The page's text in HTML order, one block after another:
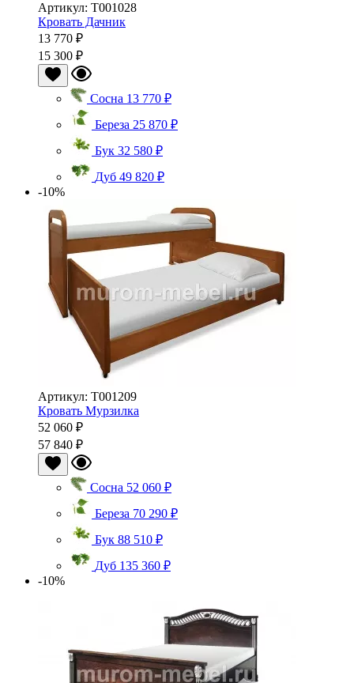
Артикул: Т001028
Кровать Дачник
13 770 ₽
15 300 ₽
Сосна 13 770 ₽
Береза 25 870 ₽
Бук 32 580 ₽
Дуб 49 820 ₽
-10%
Артикул: Т001209
Кровать Мурзилка
52 060 ₽
57 840 ₽
Сосна 52 060 ₽
Береза 70 290 ₽
Бук 88 510 ₽
Дуб 135 360 ₽
-10%